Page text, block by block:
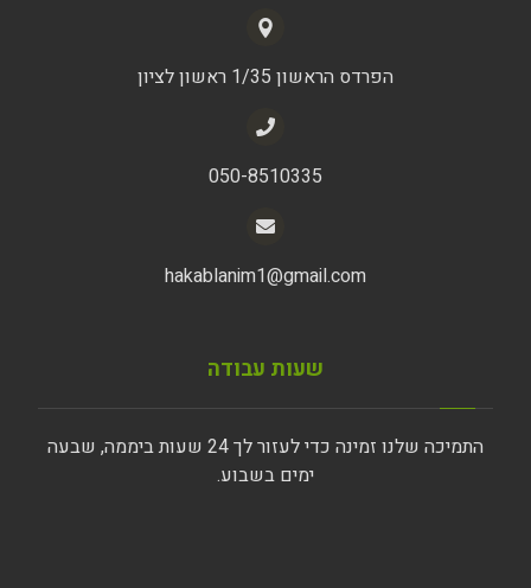
הפרדס הראשון 1/35 ראשון לציון
050-8510335
hakablanim1@gmail.com
שעות עבודה
התמיכה שלנו זמינה כדי לעזור לך 24 שעות ביממה, שבעה
ימים בשבוע.